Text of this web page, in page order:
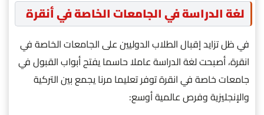
لغة الدراسة في الجامعات الخاصة في أنقرة
في ظل تزايد إقبال الطلاب الدوليين على الجامعات الخاصة في
انقرة، أصبحت لغة الدراسة عاملا حاسما يفتح أبواب القبول في
جامعات خاصة في انقرة توفر تعليما مرنا يجمع بين التركية
والإنجليزية وفرص عالمية أوسع: